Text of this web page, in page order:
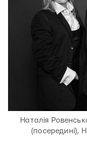
Наталія
(посередині),